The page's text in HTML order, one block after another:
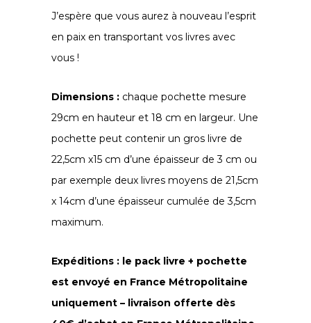
J’espère que vous aurez à nouveau l’esprit
en paix en transportant vos livres avec
vous !
Dimensions : chaque pochette mesure
29cm en hauteur et 18 cm en largeur. Une
pochette peut contenir un gros livre de
22,5cm x15 cm d’une épaisseur de 3 cm ou
par exemple deux livres moyens de 21,5cm
x 14cm d’une épaisseur cumulée de 3,5cm
maximum.
Expéditions : le pack livre + pochette
est envoyé en France Métropolitaine
uniquement – livraison offerte dès